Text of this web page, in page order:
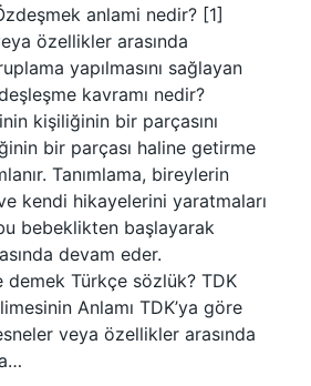
anlami nedir? [1]
özellikler arasında
yapılmasını sağlayan
kavramı nedir?
kişiliğinin bir parçasını
bir parçası haline getirme
Tanımlama, bireylerin
kendi hikayelerini yaratmaları
bebeklikten başlayarak
devam eder.
demek Türkçe sözlük? TDK
Anlamı TDK’ya göre
veya özellikler arasında